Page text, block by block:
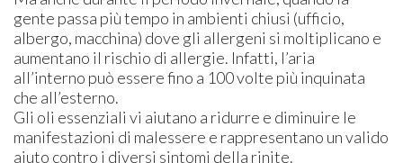
gente passa più tempo in ambienti chiusi (ufficio,
albergo, macchina) dove gli allergeni si moltiplicano e
aumentano il rischio di allergie. Infatti, l’aria
all’interno può essere fino a 100 volte più inquinata
che all’esterno.
Gli oli essenziali vi aiutano a ridurre e diminuire le
manifestazioni di malessere e rappresentano un valido
aiuto contro i diversi sintomi della rinite.